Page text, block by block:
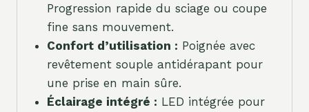
Progression rapide du sciage ou coupe
fine sans mouvement.
Confort d’utilisation : Poignée avec
revêtement souple antidérapant pour
une prise en main sûre.
Éclairage intégré : LED intégrée pour